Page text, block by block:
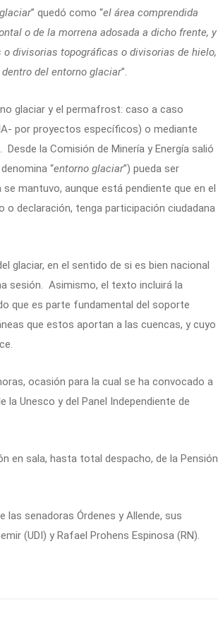
” quedó como “el área comprendida
o de la morrena adosada a dicho frente, y
divisorias topográficas o divisorias de hielo,
del entorno glaciar”.
glaciar y el permafrost: caso a caso
por proyectos específicos) o mediante
la Comisión de Minería y Energía salió
“entorno glaciar”) pueda ser
se mantuvo, aunque está pendiente que en el
o declaración, tenga participación ciudadana
glaciar, en el sentido de si es bien nacional
sesión. Asimismo, el texto incluirá la
que es parte fundamental del soporte
que estos aportan a las cuencas, y cuyo
ocasión para la cual se ha convocado a
Unesco y del Panel Independiente de
en sala, hasta total despacho, de la Pensión
las senadoras Órdenes y Allende, sus
(UDI) y Rafael Prohens Espinosa (RN).